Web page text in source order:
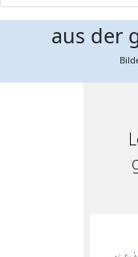
aus der